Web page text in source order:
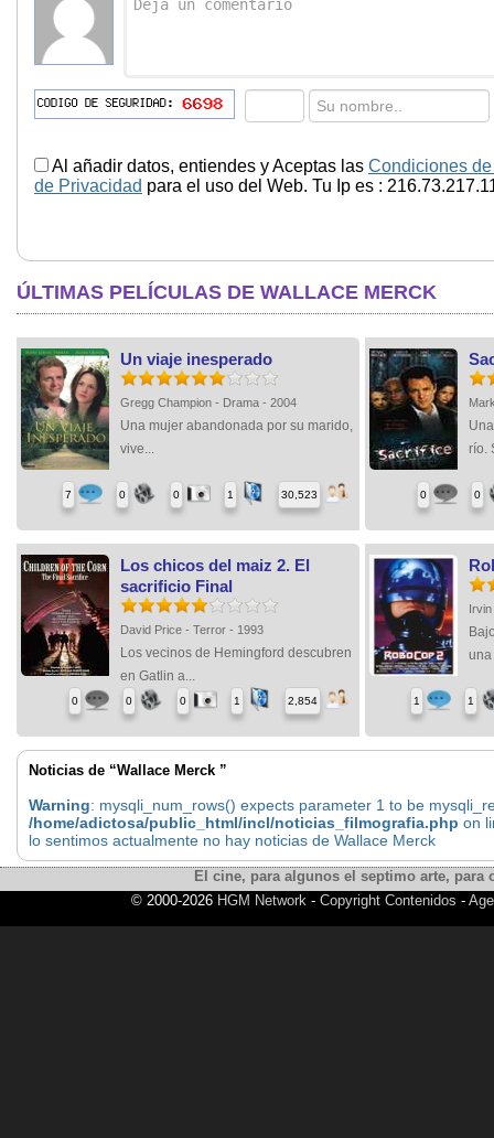
Al añadir datos, entiendes y Aceptas las Condiciones
de Privacidad para el uso del Web. Tu Ip es :
ÚLTIMAS PELÍCULAS DE WALLACE MERCK
Un viaje inesperado
Gregg Champion - Drama - 2004
Una mujer abandonada por su marido,
vive...
7 0 0 1 30,523
río.
0 0
Los chicos del maiz 2. El
sacrificio Final
David Price - Terror - 1993
Los vecinos de Hemingford descubren
en Gatlin a...
0 0 0 1 2,854
una
1 1
Noticias de “Wallace Merck ”
Warning: mysqli_num_rows() expects parameter 1 to be
/home/adictosa/public_html/incl/noticias_filmografia.php on
lo sentimos actualmente no hay noticias de Wallace Merck
El cine, para algunos el septimo arte,
© 2000-2026 HGM Network- Copyright Contenidos -